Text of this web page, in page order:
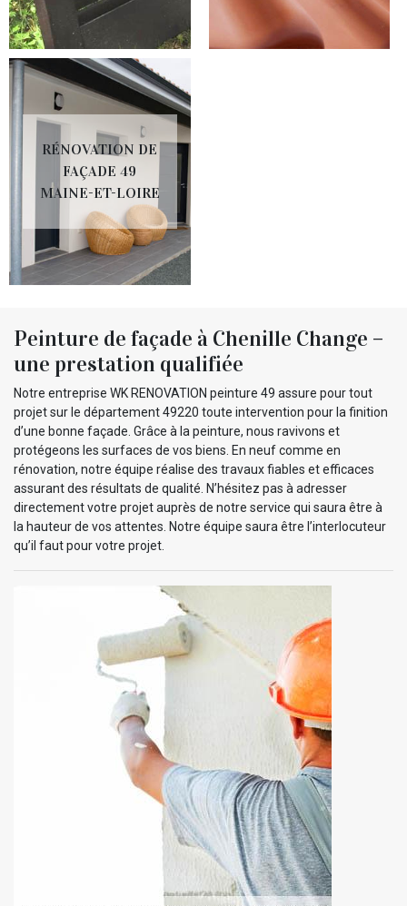
RÉNOVATION DE
FAÇADE 49
MAINE-ET-LOIRE
Peinture de façade à Chenille Change –
une prestation qualifiée
Notre entreprise WK RENOVATION peinture 49 assure pour tout
projet sur le département 49220 toute intervention pour la finition
d’une bonne façade. Grâce à la peinture, nous ravivons et
protégeons les surfaces de vos biens. En neuf comme en
rénovation, notre équipe réalise des travaux fiables et efficaces
assurant des résultats de qualité. N’hésitez pas à adresser
directement votre projet auprès de notre service qui saura être à
la hauteur de vos attentes. Notre équipe saura être l’interlocuteur
qu’il faut pour votre projet.